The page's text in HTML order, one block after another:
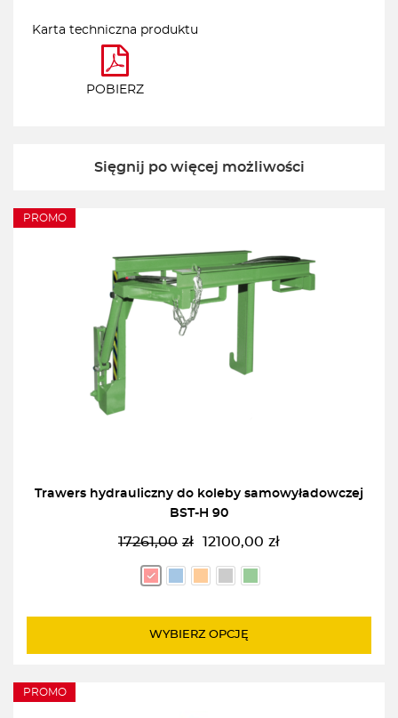
Karta techniczna produktu
POBIERZ
Sięgnij po więcej możliwości
PROMO
Trawers hydrauliczny do koleby samowyładowczej
BST-H 90
17261,00 zł
Pierwotna
cena
wynosiła:
12100,00 zł
Aktualna
cena
wynosi:
WYBIERZ OPCJĘ
PROMO